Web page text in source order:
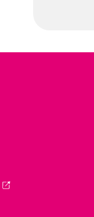
Tab geöffnet)
in einem neuen
in einem neuen Tab